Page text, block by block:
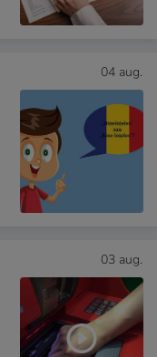
04 aug.
03 aug.